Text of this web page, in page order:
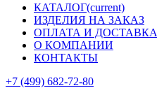
КАТАЛОГ(current)
ИЗДЕЛИЯ НА ЗАКАЗ
ОПЛАТА И ДОСТАВКА
О КОМПАНИИ
КОНТАКТЫ
+7 (499) 682-72-80